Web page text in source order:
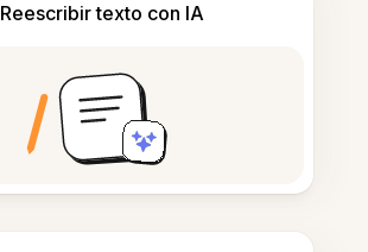
Reescribir texto con IA